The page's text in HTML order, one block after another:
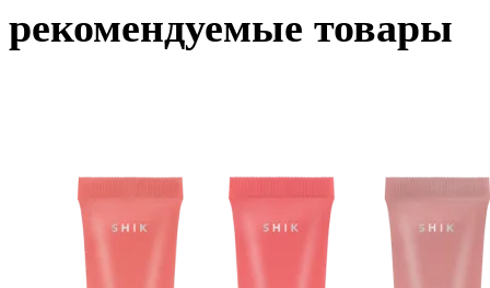
рекомендуемые товары